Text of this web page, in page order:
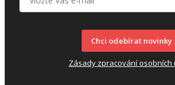
Chci odebírat novinky
Zásady zpracování osobních